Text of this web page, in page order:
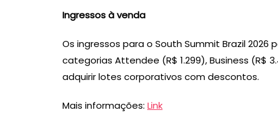
Ingressos à venda
Os ingressos para o South Summit Brazil
categorias Attendee (R$ 1.299), Business (R$
adquirir lotes corporativos com descontos.
Mais informações: Link